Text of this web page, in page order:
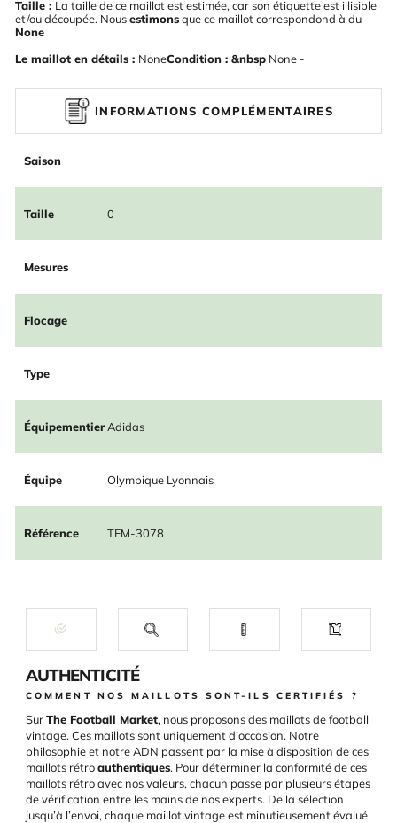
Taille : La taille de ce maillot est estimée, car son étiquette est illisible
et/ou découpée. Nousestimonsque ce maillot correspondond à du
None
Le maillot en détails : NoneCondition : &nbsp None -
INFORMATIONS COMPLÉMENTAIRES
Saison
Taille 0
Mesures
Flocage
Type
ÉquipementierAdidas
Équipe Olympique Lyonnais
Référence TFM-3078
AUTHENTICITÉ
COMMENT NOS MAILLOTS SONT-ILS CERTIFIÉS ?
SurThe Football Market, nous proposons des maillots de football
vintage. Ces maillots sont uniquement d’occasion. Notre
philosophie et notre ADN passent par la mise à disposition de ces
maillots rétroauthentiques. Pour déterminer la conformité de ces
maillots rétro avec nos valeurs, chacun passe par plusieurs étapes
de vérification entre les mains de nos experts. De la sélection
jusqu’à l’envoi, chaque maillot vintage est minutieusement évalué